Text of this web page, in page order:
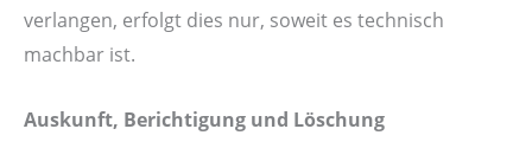
verlangen, erfolgt dies nur, soweit es technisch
machbar ist.
Auskunft, Berichtigung und Löschung